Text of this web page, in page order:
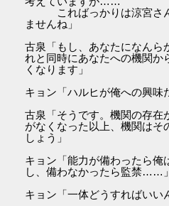
こればっかりは涼宮さん
ませんね」
古泉「もし、あなたになんら
れと同時にあなたへの機関か
くなります」
キョン「ハルヒが俺への興味
古泉「そうです。機関の存在
がなくなった以上、機関はそ
しょう」
キョン「能力が備わったら俺
し、備わなかったら監禁……」
キョン「一体どうすればいい